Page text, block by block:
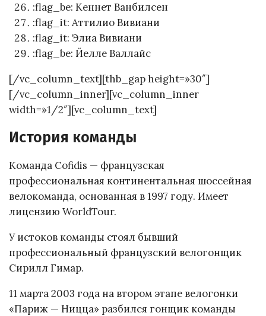
:flag_be: Кеннет Ванбилсен
:flag_it: Аттилио Вивиани
:flag_it: Элиа Вивиани
:flag_be: Йелле Валлайс
[/vc_column_text][thb_gap height=»30″]
[/vc_column_inner][vc_column_inner
width=»1/2″][vc_column_text]
История команды
Команда Cofidis — французская
профессиональная континентальная шоссейная
велокоманда, основанная в 1997 году. Имеет
лицензию WorldTour.
У истоков команды стоял бывший
профессиональный французский велогонщик
Сирилл Гимар.
11 марта 2003 года на втором этапе велогонки
«Париж — Ницца» разбился гонщик команды